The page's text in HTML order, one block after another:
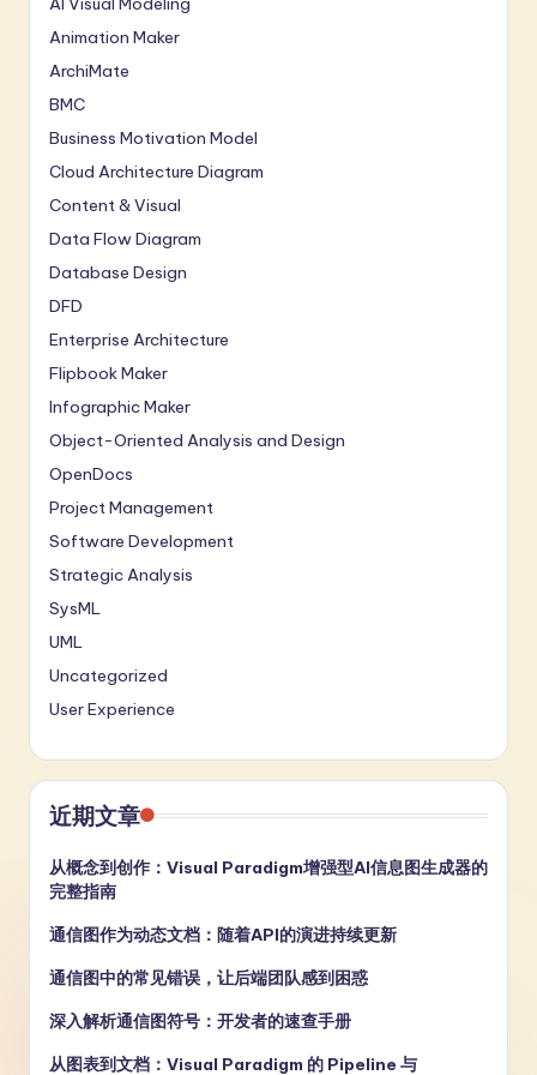
Animation Maker
ArchiMate
BMC
Business Motivation Model
Cloud Architecture Diagram
Content & Visual
Data Flow Diagram
Database Design
DFD
Enterprise Architecture
Flipbook Maker
Infographic Maker
Object-Oriented Analysis and Design
OpenDocs
Project Management
Software Development
Strategic Analysis
SysML
UML
Uncategorized
User Experience
近期文章
从概念到创作：Visual Paradigm增强型AI信息图生成器的
完整指南
通信图作为动态文档：随着API的演进持续更新
通信图中的常见错误，让后端团队感到困惑
深入解析通信图符号：开发者的速查手册
从图表到文档：Visual Paradigm 的 Pipeline 与